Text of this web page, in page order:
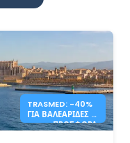
TRASMED: -40%
ΓΙΑ ΒΑΛΕΑΡΊΔΕΣ –
FLASH ΠΡΟΣΦΟΡΆ